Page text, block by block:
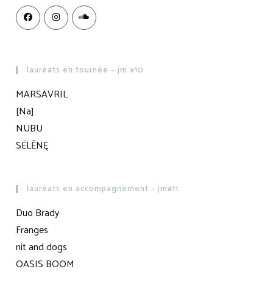
lauréats en tournée – jm #10
MARSAVRIL
[Na]
NUBU
SĖLĒNĘ
lauréats en accompagnement – jm#11
Duo Brady
Franges
nit and dogs
OASIS BOOM